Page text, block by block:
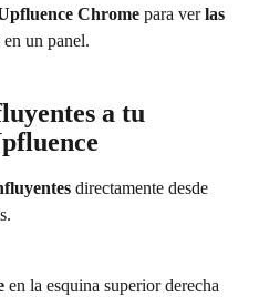
Chrome para ver las
en un panel.
a tu
directamente desde
en la esquina superior derecha